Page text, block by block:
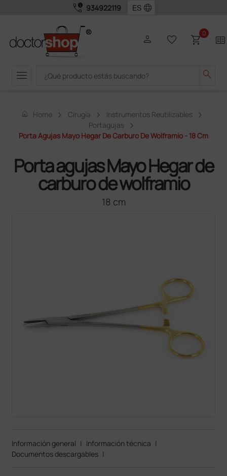
call_quality 934922119 language
menu search
person favorite_border shopping_cart0 two_pager
home Home Cirugía
Instrumentos Reutilizables
Portagujas
Porta Agujas Mayo Hegar De Carburo De Wolframio - 18 Cm
Porta agujas Mayo Hegar de
carburo de wolframio
18 cm
Información general | Información técnica |
Documentos descargables |